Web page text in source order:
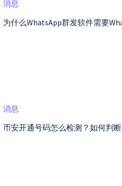
消息
为什么WhatsApp群发软件需要
消息
币安开通号码怎么检测？如何判